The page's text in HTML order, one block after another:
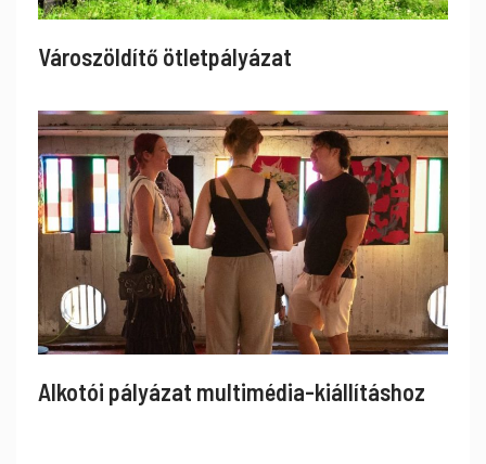
Városzöldítő ötletpályázat
Alkotói pályázat multimédia-kiállításhoz